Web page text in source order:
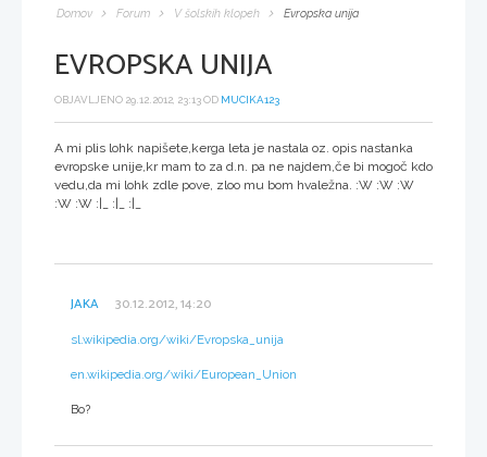
Domov Forum V šolskih klopeh Evropska unija
EVROPSKA UNIJA
OBJAVLJENO 29.12.2012, 23:13 OD MUCIKA123
A mi plis lohk napišete,kerga leta je nastala oz. opis nastanka
evropske unije,kr mam to za d.n. pa ne najdem,če bi mogoč kdo
vedu,da mi lohk zdle pove, zloo mu bom hvaležna. :W :W :W
:W :W :|_ :|_ :|_
JAKA 30.12.2012, 14:20
sl.wikipedia.org/wiki/Evropska_unija
en.wikipedia.org/wiki/European_Union
Bo?